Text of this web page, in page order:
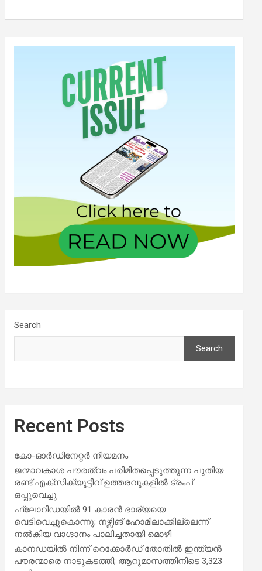
Search
Search
Recent Posts
കോ-ഓർഡിനേറ്റർ നിയമനം
ജന്മാവകാശ പൗരത്വം പരിമിതപ്പെടുത്തുന്ന പുതിയ
രണ്ട് എക്സിക്യൂട്ടീവ് ഉത്തരവുകളിൽ ട്രംപ്
ഒപ്പുവെച്ചു
ഫ്ലോറിഡയിൽ 91 കാരൻ ഭാര്യയെ
വെടിവെച്ചുകൊന്നു; നഴ്സിങ് ഹോമിലാക്കില്ലെന്ന്
നൽകിയ വാഗ്ദാനം പാലിച്ചതായി മൊഴി
കാനഡയിൽ നിന്ന് റെക്കോർഡ് തോതിൽ ഇന്ത്യൻ
പൗരന്മാരെ നാടുകടത്തി; ആറുമാസത്തിനിടെ 3,323